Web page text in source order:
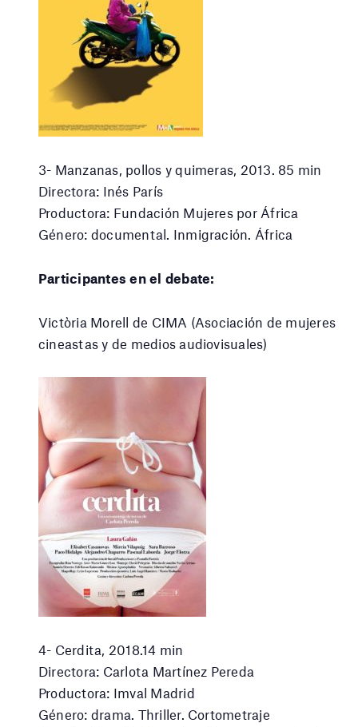
3- Manzanas, pollos y quimeras, 2013. 85 min
Directora: Inés París
Productora: Fundación Mujeres por África
Género: documental. Inmigración. África
Participantes en el debate:
Victòria Morell de CIMA (Asociación de mujeres
cineastas y de medios audiovisuales)
4- Cerdita, 2018.14 min
Directora: Carlota Martínez Pereda
Productora: Imval Madrid
Género: drama. Thriller. Cortometraje